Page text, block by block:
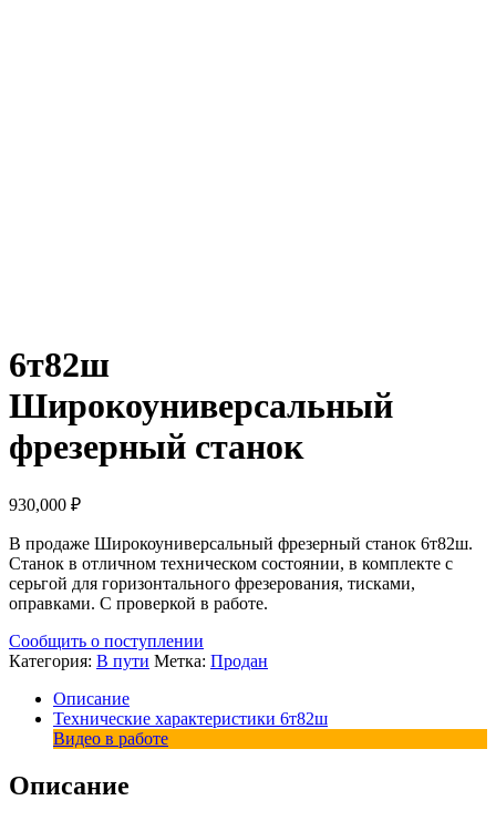
6т82ш
Широкоуниверсальный
фрезерный станок
930,000 ₽
В продаже Широкоуниверсальный фрезерный станок 6т82ш.
Станок в отличном техническом состоянии, в комплекте с
серьгой для горизонтального фрезерования, тисками,
оправками. С проверкой в работе.
Сообщить о поступлении
Категория: В пути Метка: Продан
Описание
Технические характеристики 6т82ш
Видео в работе
Описание